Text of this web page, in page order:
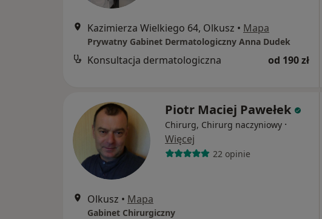
Kazimierza Wielkiego 64, Olkusz • Mapa
Prywatny Gabinet Dermatologiczny Anna Dudek
Konsultacja dermatologiczna od 190 zł
Piotr Maciej Pawełek
Chirurg, Chirurg naczyniowy ·
Więcej
22 opinie
Olkusz • Mapa
Gabinet Chirurgiczny